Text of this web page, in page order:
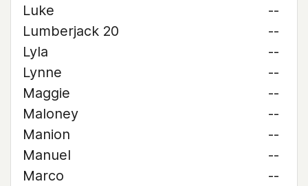
Luke
--
Lumberjack 20
--
Lyla
--
Lynne
--
Maggie
--
Maloney
--
Manion
--
Manuel
--
Marco
--